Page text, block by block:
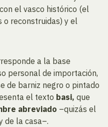
el vasco histórico (el
o reconstruidas) y el
a la base
personal de importación,
de barniz negro o pintado
el texto basi, que
abreviado –quizás el
de la casa–.